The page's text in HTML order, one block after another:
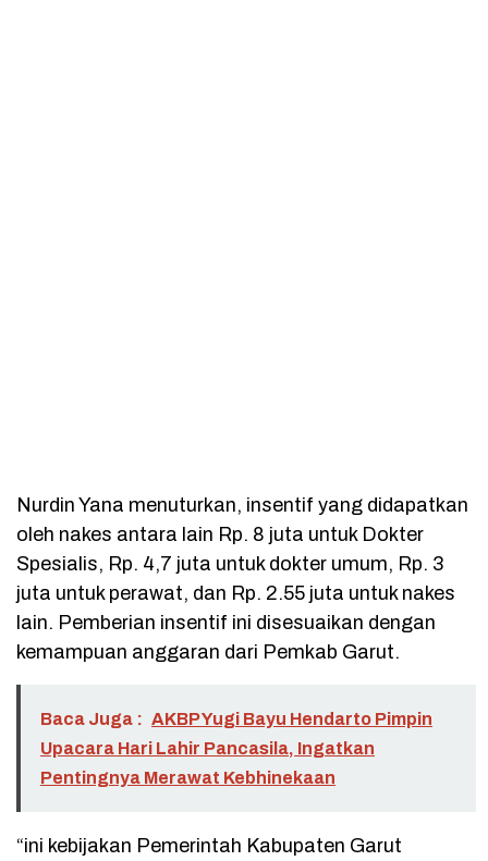
Nurdin Yana menuturkan, insentif yang didapatkan
oleh nakes antara lain Rp. 8 juta untuk Dokter
Spesialis, Rp. 4,7 juta untuk dokter umum, Rp. 3
juta untuk perawat, dan Rp. 2.55 juta untuk nakes
lain. Pemberian insentif ini disesuaikan dengan
kemampuan anggaran dari Pemkab Garut.
Baca Juga : AKBP Yugi Bayu Hendarto Pimpin
Upacara Hari Lahir Pancasila, Ingatkan
Pentingnya Merawat Kebhinekaan
“ini kebijakan Pemerintah Kabupaten Garut